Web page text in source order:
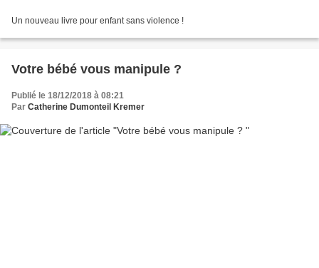
Un nouveau livre pour enfant sans violence !
Votre bébé vous manipule ?
Publié le 18/12/2018 à 08:21
Par Catherine Dumonteil Kremer